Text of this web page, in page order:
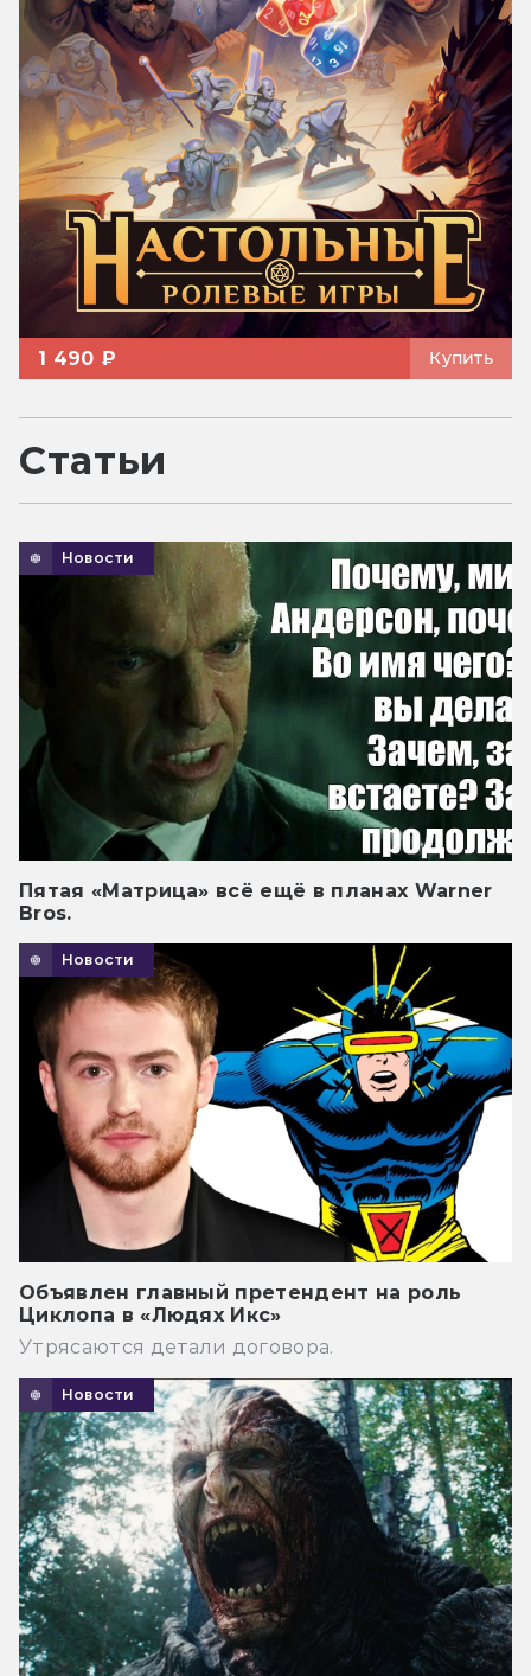
1 490 ₽ Купить
Статьи
Новости
Пятая «Матрица» всё ещё в планах Warner
Bros.
Новости
Объявлен главный претендент на роль
Циклопа в «Людях Икс»
Утрясаются детали договора.
Новости